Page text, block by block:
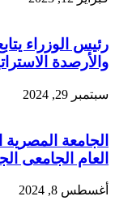
رئيس الوزراء
والأرصدة
سبتمبر 29, 2024
الجامعة
العام الجامعى
أغسطس 8, 2024